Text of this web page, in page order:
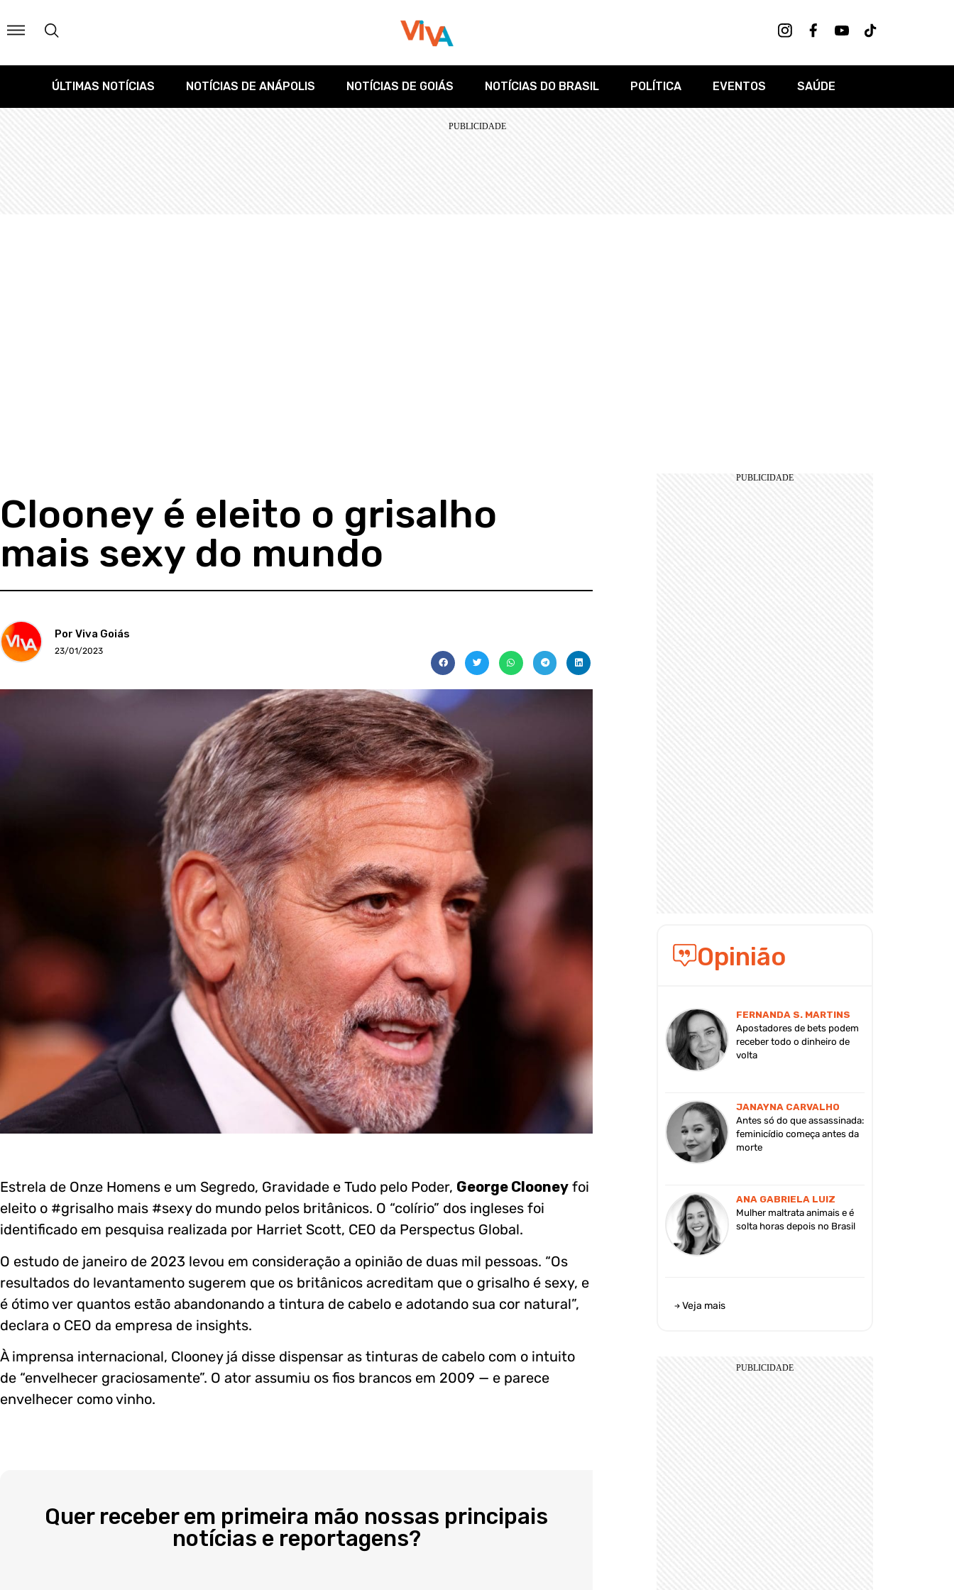
ÚLTIMAS NOTÍCIAS NOTÍCIAS DE ANÁPOLIS NOTÍCIAS DE GOIÁS NOTÍCIAS DO BRASIL POLÍTICA EVENTOS SAÚDE
Clooney é eleito o grisalho
mais sexy do mundo
Por Viva Goiás
23/01/2023
Estrela de Onze Homens e um Segredo, Gravidade e Tudo pelo Poder, George Clooney foi
eleito o #grisalho mais #sexy do mundo pelos britânicos. O “colírio” dos ingleses foi
identificado em pesquisa realizada por Harriet Scott, CEO da Perspectus Global.
O estudo de janeiro de 2023 levou em consideração a opinião de duas mil pessoas. “Os
resultados do levantamento sugerem que os britânicos acreditam que o grisalho é sexy, e
é ótimo ver quantos estão abandonando a tintura de cabelo e adotando sua cor natural”,
declara o CEO da empresa de insights.
À imprensa internacional, Clooney já disse dispensar as tinturas de cabelo com o intuito
de “envelhecer graciosamente”. O ator assumiu os fios brancos em 2009 — e parece
envelhecer como vinho.
Quer receber em primeira mão nossas principais
notícias e reportagens?
Opinião
FERNANDA S. MARTINS
Apostadores de bets podem
receber todo o dinheiro de
volta
JANAYNA CARVALHO
Antes só do que assassinada:
feminicídio começa antes da
morte
ANA GABRIELA LUIZ
Mulher maltrata animais e é
solta horas depois no Brasil
Veja mais